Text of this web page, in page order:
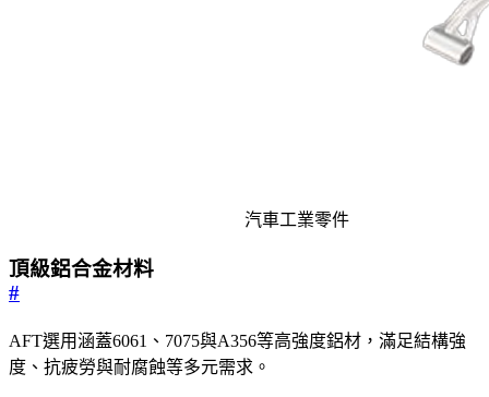
汽車工業零件
頂級鋁合金材料
#
AFT選用涵蓋6061、7075與A356等高強度鋁材，滿足結構強
度、抗疲勞與耐腐蝕等多元需求。